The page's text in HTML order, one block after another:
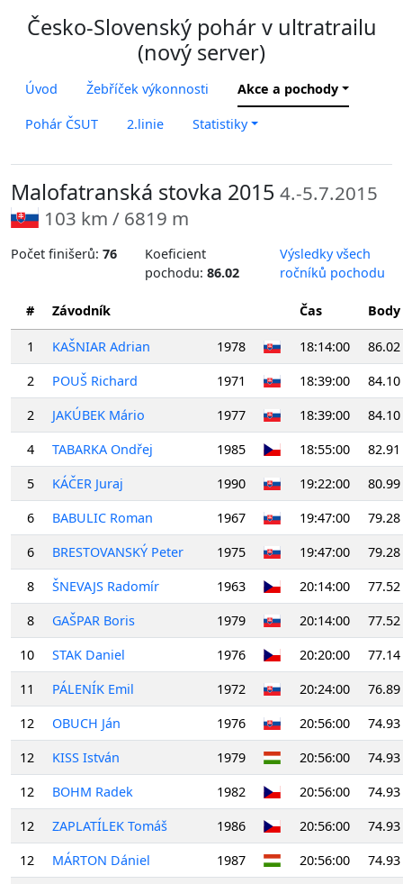
Česko-Slovenský pohár v ultratrailu
(nový server)
Úvod Žebříček výkonnosti Akce a pochody
Pohár ČSUT 2.linie Statistiky
Malofatranská stovka 2015 4.-5.7.2015
103 km / 6819 m
Počet finišerů: 76
Koeficient
pochodu:86.02
Výsledky všech
ročníků pochodu
# Závodník Čas Body
1 KAŠNIAR Adrian 1978 18:14:00
86.02
2
POUŠ Richard 1971 18:39:00
84.10
2
JAKÚBEK Mário 1977 18:39:00
84.10
4
TABARKA Ondřej 1985 18:55:00
82.91
5
KÁČER Juraj 1990 19:22:00
80.99
6
BABULIC Roman 1967 19:47:00
79.28
6
BRESTOVANSKÝ Peter 1975 19:47:00
79.28
8
ŠNEVAJS Radomír 1963 20:14:00
77.52
8
GAŠPAR Boris 1979 20:14:00
77.52
10
STAK Daniel 1976 20:20:00
77.14
11
PÁLENÍK Emil 1972 20:24:00
76.89
12
OBUCH Ján 1976 20:56:00
74.93
12
KISS István 1979 20:56:00
74.93
12
BOHM Radek 1982 20:56:00
74.93
12
ZAPLATÍLEK Tomáš 1986 20:56:00
74.93
12
MÁRTON Dániel 1987 20:56:00
74.93